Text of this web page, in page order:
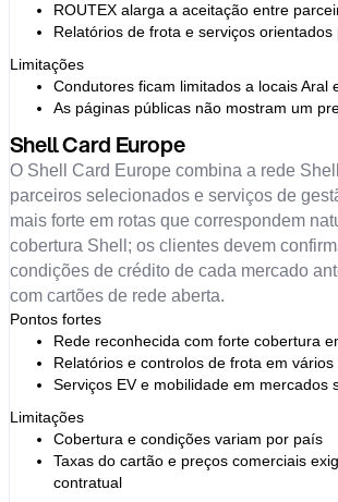
ROUTEX alarga a aceitação entre
Relatórios de frota e serviços orientados
Limitações
Condutores ficam limitados a locais Aral
As páginas públicas não mostram um
Shell Card Europe
O Shell Card Europe combina a rede
parceiros selecionados e serviços de
mais forte em rotas que correspondem
cobertura Shell; os clientes devem
condições de crédito de cada mercado
com cartões de rede aberta.
Pontos fortes
Rede reconhecida com forte cobertura
Relatórios e controlos de frota em
Serviços EV e mobilidade em mercados
Limitações
Cobertura e condições variam por país
Taxas do cartão e preços comerciais
contratual